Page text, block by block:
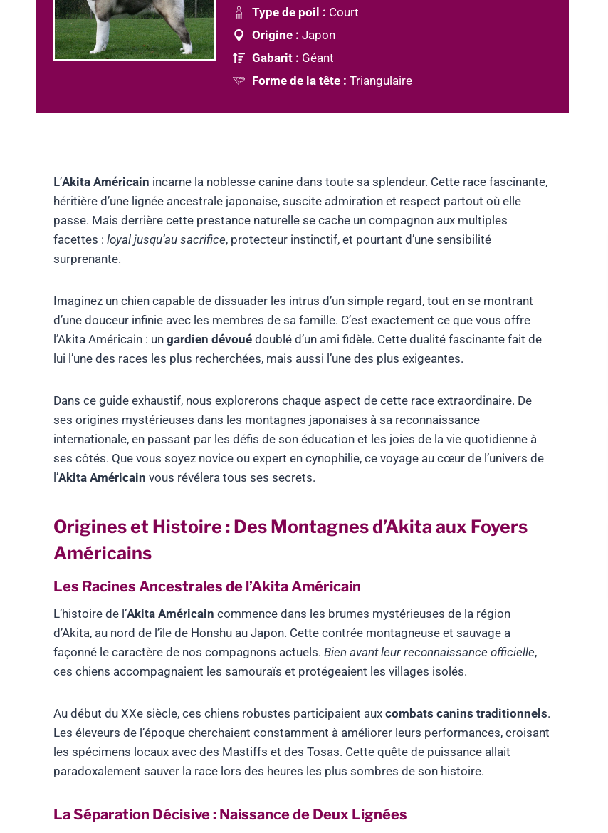
Type de poil : Court
Origine : Japon
Gabarit : Géant
Forme de la tête : Triangulaire
L’Akita Américain incarne la noblesse canine dans toute sa splendeur. Cette race fascinante,
héritière d’une lignée ancestrale japonaise, suscite admiration et respect partout où elle
passe. Mais derrière cette prestance naturelle se cache un compagnon aux multiples
facettes : loyal jusqu’au sacrifice, protecteur instinctif, et pourtant d’une sensibilité
surprenante.
Imaginez un chien capable de dissuader les intrus d’un simple regard, tout en se montrant
d’une douceur infinie avec les membres de sa famille. C’est exactement ce que vous offre
l’Akita Américain : un gardien dévoué doublé d’un ami fidèle. Cette dualité fascinante fait de
lui l’une des races les plus recherchées, mais aussi l’une des plus exigeantes.
Dans ce guide exhaustif, nous explorerons chaque aspect de cette race extraordinaire. De
ses origines mystérieuses dans les montagnes japonaises à sa reconnaissance
internationale, en passant par les défis de son éducation et les joies de la vie quotidienne à
ses côtés. Que vous soyez novice ou expert en cynophilie, ce voyage au cœur de l’univers de
l’Akita Américain vous révélera tous ses secrets.
Origines et Histoire : Des Montagnes d’Akita aux Foyers
Américains
Les Racines Ancestrales de l’Akita Américain
L’histoire de l’Akita Américain commence dans les brumes mystérieuses de la région
d’Akita, au nord de l’île de Honshu au Japon. Cette contrée montagneuse et sauvage a
façonné le caractère de nos compagnons actuels. Bien avant leur reconnaissance officielle,
ces chiens accompagnaient les samouraïs et protégeaient les villages isolés.
Au début du XXe siècle, ces chiens robustes participaient aux combats canins traditionnels.
Les éleveurs de l’époque cherchaient constamment à améliorer leurs performances, croisant
les spécimens locaux avec des Mastiffs et des Tosas. Cette quête de puissance allait
paradoxalement sauver la race lors des heures les plus sombres de son histoire.
La Séparation Décisive : Naissance de Deux Lignées